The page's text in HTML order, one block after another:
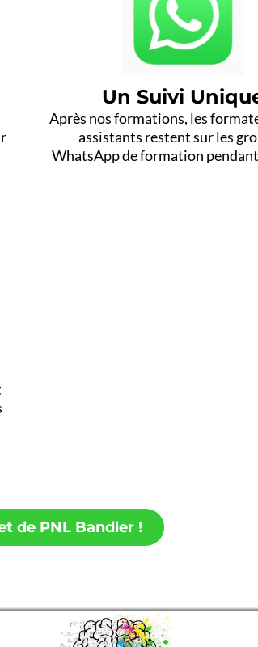
Un Suivi
Après nos formations, les
assistants restent sur les
WhatsApp de formation pendant
de PNL Bandler !